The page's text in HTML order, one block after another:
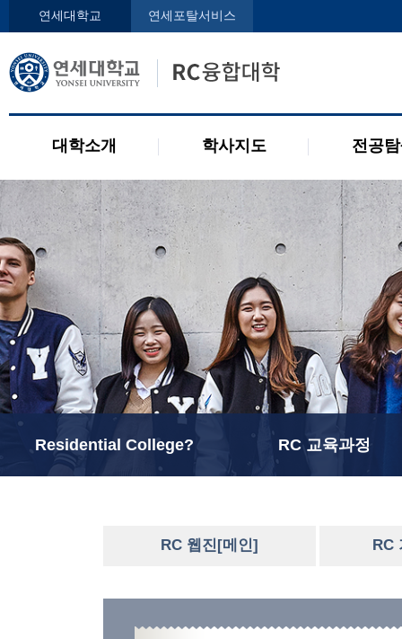
연세대학교 연세포탈서비스
대학소개 학사지도 전공
인사말
오시는 길
학사지도사
Residential College? RC 교육과정
RC 웹진[메인] RC